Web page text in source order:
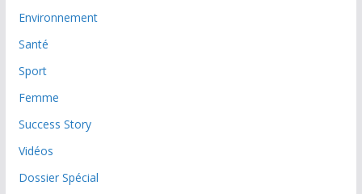
Environnement
Santé
Sport
Femme
Success Story
Vidéos
Dossier Spécial